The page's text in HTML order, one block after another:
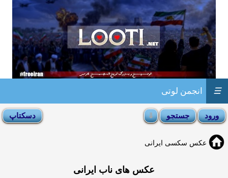
انجمن لوتی ☰
عکس سکسی ایرانی
عکس های ناب ایرانی